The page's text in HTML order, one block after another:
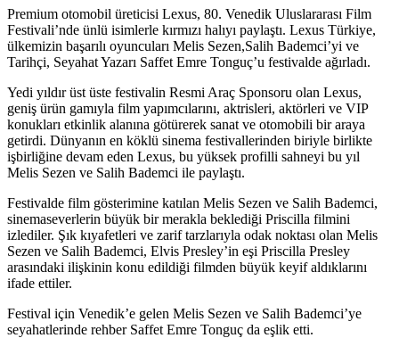
Premium otomobil üreticisi Lexus, 80. Venedik Uluslararası Film
Festivali’nde ünlü isimlerle kırmızı halıyı paylaştı. Lexus Türkiye,
ülkemizin başarılı oyuncuları Melis Sezen,Salih Bademci’yi ve
Tarihçi, Seyahat Yazarı Saffet Emre Tonguç’u festivalde ağırladı.
Yedi yıldır üst üste festivalin Resmi Araç Sponsoru olan Lexus,
geniş ürün gamıyla film yapımcılarını, aktrisleri, aktörleri ve VIP
konukları etkinlik alanına götürerek sanat ve otomobili bir araya
getirdi. Dünyanın en köklü sinema festivallerinden biriyle birlikte
işbirliğine devam eden Lexus, bu yüksek profilli sahneyi bu yıl
Melis Sezen ve Salih Bademci ile paylaştı.
Festivalde film gösterimine katılan Melis Sezen ve Salih Bademci,
sinemaseverlerin büyük bir merakla beklediği Priscilla filmini
izlediler. Şık kıyafetleri ve zarif tarzlarıyla odak noktası olan Melis
Sezen ve Salih Bademci, Elvis Presley’in eşi Priscilla Presley
arasındaki ilişkinin konu edildiği filmden büyük keyif aldıklarını
ifade ettiler.
Festival için Venedik’e gelen Melis Sezen ve Salih Bademci’ye
seyahatlerinde rehber Saffet Emre Tonguç da eşlik etti.